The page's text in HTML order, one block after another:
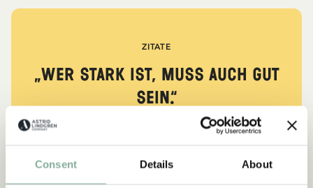
Consent Details About
ZITATE
„Wer stark ist, muss auch gut
sein.“
aus Kennst du Pippi Langstrumpf?
DIE PIPPI-LANGSTRUMPF-SAMMLUNG